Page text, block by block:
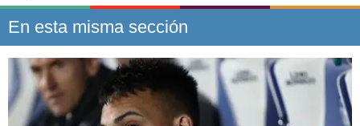
En esta misma sección